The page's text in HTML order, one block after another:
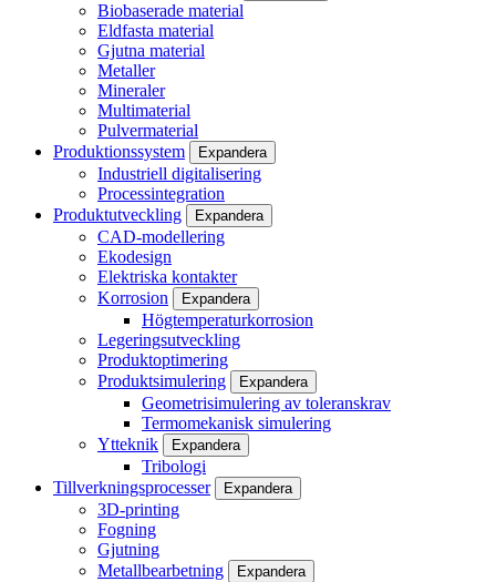
Biobaserade material
Eldfasta material
Gjutna material
Metaller
Mineraler
Multimaterial
Pulvermaterial
Produktionssystem
Expandera
Industriell digitalisering
Processintegration
Produktutveckling
Expandera
CAD-modellering
Ekodesign
Elektriska kontakter
Korrosion
Expandera
Högtemperaturkorrosion
Legeringsutveckling
Produktoptimering
Produktsimulering
Expandera
Geometrisimulering av toleranskrav
Termomekanisk simulering
Ytteknik
Expandera
Tribologi
Tillverkningsprocesser
Expandera
3D-printing
Fogning
Gjutning
Metallbearbetning
Expandera